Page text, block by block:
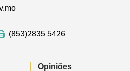
(853)2835 5426
Opiniões